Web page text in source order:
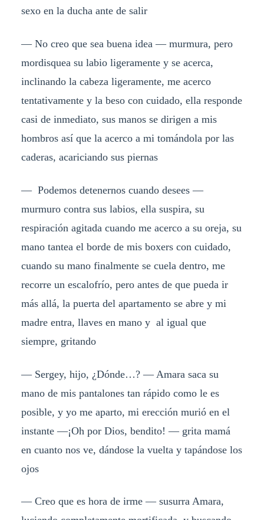
sexo en la ducha ante de salir
— No creo que sea buena idea — murmura, pero
mordisquea su labio ligeramente y se acerca,
inclinando la cabeza ligeramente, me acerco
tentativamente y la beso con cuidado, ella responde
casi de inmediato, sus manos se dirigen a mis
hombros así que la acerco a mi tomándola por las
caderas, acariciando sus piernas
— Podemos detenernos cuando desees —
murmuro contra sus labios, ella suspira, su
respiración agitada cuando me acerco a su oreja, su
mano tantea el borde de mis boxers con cuidado,
cuando su mano finalmente se cuela dentro, me
recorre un escalofrío, pero antes de que pueda ir
más allá, la puerta del apartamento se abre y mi
madre entra, llaves en mano y al igual que
siempre, gritando
— Sergey, hijo, ¿Dónde…? — Amara saca su
mano de mis pantalones tan rápido como le es
posible, y yo me aparto, mi erección murió en el
instante —¡Oh por Dios, bendito! — grita mamá
en cuanto nos ve, dándose la vuelta y tapándose los
ojos
— Creo que es hora de irme — susurra Amara,